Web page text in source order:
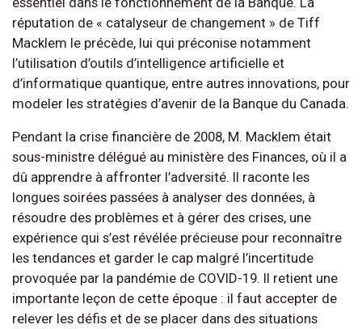
réputation de « catalyseur de changement » de Tiff
Macklem le précède, lui qui préconise notamment
l’utilisation d’outils d’intelligence artificielle et
d’informatique quantique, entre autres innovations, pour
modeler les stratégies d’avenir de la Banque du Canada.
Pendant la crise financière de 2008, M. Macklem était
sous-ministre délégué au ministère des Finances, où il a
dû apprendre à affronter l’adversité. Il raconte les
longues soirées passées à analyser des données, à
résoudre des problèmes et à gérer des crises, une
expérience qui s’est révélée précieuse pour reconnaître
les tendances et garder le cap malgré l’incertitude
provoquée par la pandémie de COVID-19. Il retient une
importante leçon de cette époque : il faut accepter de
relever les défis et de se placer dans des situations